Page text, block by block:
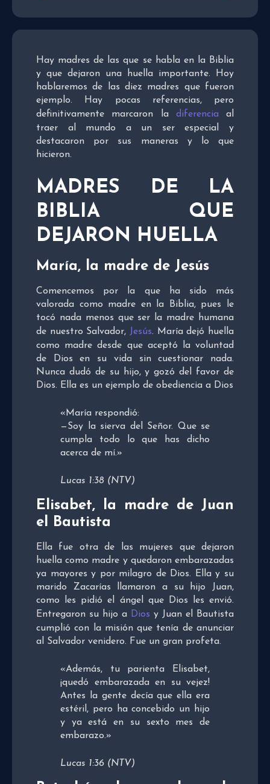
Hay madres de las que se habla en la Biblia
y que dejaron una huella importante. Hoy
hablaremos de las diez madres que fueron
ejemplo. Hay pocas referencias, pero
definitivamente marcaron la diferencia al
traer al mundo a un ser especial y
destacaron por sus maneras y lo que
hicieron.
MADRES DE LA
BIBLIA QUE
DEJARON HUELLA
María, la madre de Jesús
Comencemos por la que ha sido más
valorada como madre en la Biblia, pues le
tocó nada menos que ser la madre humana
de nuestro Salvador, Jesús. María dejó huella
como madre desde que aceptó la voluntad
de Dios en su vida sin cuestionar nada.
Nunca dudó de su hijo, y gozó del favor de
Dios. Ella es un ejemplo de obediencia a Dios
«María respondió:
—Soy la sierva del Señor. Que se
cumpla todo lo que has dicho
acerca de mí.»
Lucas 1:38 (NTV)
Elisabet, la madre de Juan
el Bautista
Ella fue otra de las mujeres que dejaron
huella como madre y quedaron embarazadas
ya mayores y por milagro de Dios. Ella y su
marido Zacarías llamaron a su hijo Juan,
como les pidió el ángel que Dios les envió.
Entregaron su hijo a Dios y Juan el Bautista
cumplió con la misión que tenía de anunciar
al Salvador venidero. Fue un gran profeta.
«Además, tu parienta Elisabet,
¡quedó embarazada en su vejez!
Antes la gente decía que ella era
estéril, pero ha concebido un hijo
y ya está en su sexto mes de
embarazo.»
Lucas 1:36 (NTV)